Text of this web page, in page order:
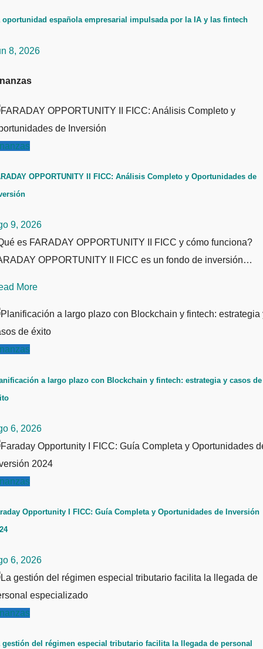
oportunidad española empresarial impulsada por la IA y las fintech
8, 2026
OPPORTUNITY II FICC: Análisis Completo y Oportunidades de
9, 2026
es FARADAY OPPORTUNITY II FICC y cómo funciona?
OPPORTUNITY II FICC es un fondo de inversión…
More
a largo plazo con Blockchain y fintech: estrategia y casos de
6, 2026
Opportunity I FICC: Guía Completa y Oportunidades de Inversión
6, 2026
gestión del régimen especial tributario facilita la llegada de personal